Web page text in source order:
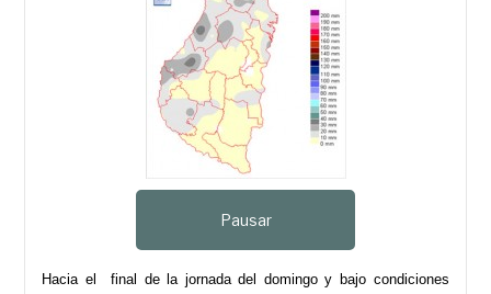
Pausar
Hacia el final de la jornada del domingo y bajo condiciones